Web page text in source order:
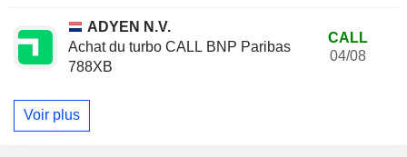
ADYEN N.V.
Achat du turbo CALL BNP Paribas
788XB
CALL
04/08
Voir plus